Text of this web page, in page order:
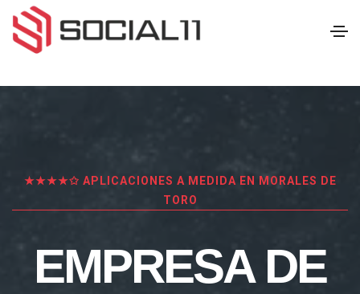
★★★★✩ APLICACIONES A MEDIDA EN MORALES DE
TORO
EMPRESA DE